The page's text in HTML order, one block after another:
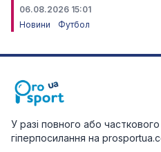
06.08.2026 15:01
Новини
Футбол
У разі повного або
гіперпосилання на